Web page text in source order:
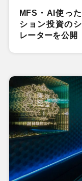
MFS・AI使っ
ション投資の
レーターを公開